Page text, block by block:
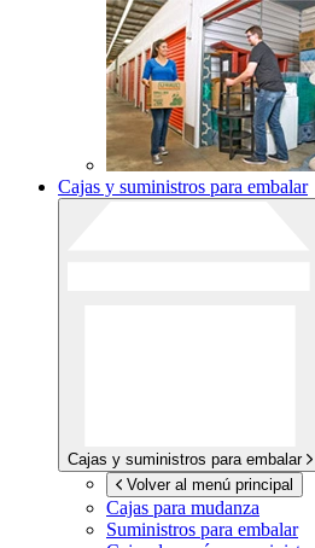
Cajas y suministros para embalar
Cajas y suministros para embalar
Volver al menú principal
Cajas para mudanza
Suministros para embalar